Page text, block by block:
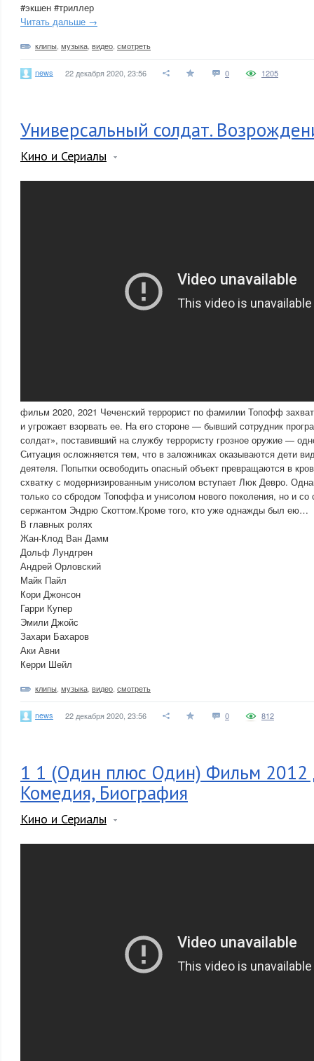
#экшен #триллер
Читать дальше →
клипы музыка видео смотреть
news 22 декабря 2020, 23:56 0 1205
Универсальный солдат.
Кино и Сериалы
фильм 2020, 2021 Чеченский террорист по фамилии Топофф
и угрожает взорвать ее. На его стороне — бывший сотрудник
солдат», поставивший на службу террористу грозное оружие —
Ситуация осложняется тем, что в заложниках оказываются дети
деятеля. Попытки освободить опасный объект превращаются в
схватку с модернизированным унисолом вступает Люк Девро.
только со сбродом Топоффа и унисолом нового поколения, но и
сержантом Эндрю Скоттом.Кроме того, кто уже однажды был ею…
В главных ролях
Жан-Клод Ван Дамм
Дольф Лундгрен
Андрей Орловский
Майк Пайл
Кори Джонсон
Гарри Купер
Эмили Джойс
Захари Бахаров
Аки Авни
Керри Шейл
клипы музыка видео смотреть
news 22 декабря 2020, 23:56 0 812
1 1 (Один плюс Один) Фильм 2012
Комедия, Биография
Кино и Сериалы